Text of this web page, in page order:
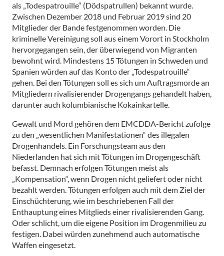
als „Todespatrouille“ (Dödspatrullen) bekannt wurde.
Zwischen Dezember 2018 und Februar 2019 sind 20
Mitglieder der Bande festgenommen worden. Die
kriminelle Vereinigung soll aus einem Vorort in Stockholm
hervorgegangen sein, der überwiegend von Migranten
bewohnt wird. Mindestens 15 Tötungen in Schweden und
Spanien würden auf das Konto der „Todespatrouille“
gehen. Bei den Tötungen soll es sich um Auftragsmorde an
Mitgliedern rivalisierender Drogengangs gehandelt haben,
darunter auch kolumbianische Kokainkartelle.
Gewalt und Mord gehören dem EMCDDA-Bericht zufolge
zu den „wesentlichen Manifestationen“ des illegalen
Drogenhandels. Ein Forschungsteam aus den
Niederlanden hat sich mit Tötungen im Drogengeschäft
befasst. Demnach erfolgen Tötungen meist als
„Kompensation“, wenn Drogen nicht geliefert oder nicht
bezahlt werden. Tötungen erfolgen auch mit dem Ziel der
Einschüchterung, wie im beschriebenen Fall der
Enthauptung eines Mitglieds einer rivalisierenden Gang.
Oder schlicht, um die eigene Position im Drogenmilieu zu
festigen. Dabei würden zunehmend auch automatische
Waffen eingesetzt.